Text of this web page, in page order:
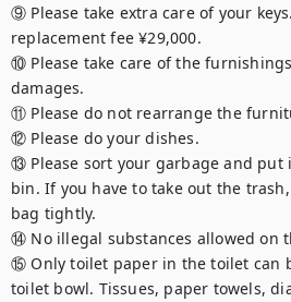
⑨ Please take extra care of your
replacement fee ¥29,000.
⑩ Please take care of the
damages.
⑪ Please do not rearrange the
⑫ Please do your dishes.
⑬ Please sort your garbage and put
bin. If you have to take out the
bag tightly.
⑭ No illegal substances allowed on
⑮ Only toilet paper in the toilet can
toilet bowl. Tissues, paper towels,